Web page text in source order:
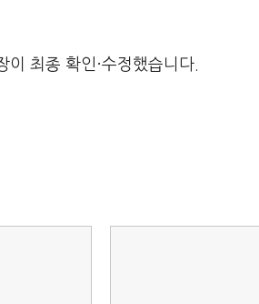
최종 확인·수정했습니다.